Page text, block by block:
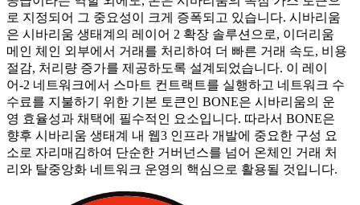
로 지정되어 그 중요성이 크게 증폭되고 있습니다. 시바리움
은 시바리움 생태계의 레이어 2 확장 솔루션으로, 이더리움
메인 체인 외부에서 거래를 처리하여 더 빠른 거래 속도, 비용
절감, 처리량 증가를 제공하도록 설계되었습니다. 이 레이
어-2 네트워크에서 스마트 컨트랙트를 실행하고 네트워크 수
수료를 지불하기 위한 기본 토큰인 BONE은 시바리움의 운
영 효율성과 채택에 필수적인 요소입니다. 따라서 BONE은
향후 시바리움 생태계 내 웹3 인프라 개발에 중요한 구성 요
소로 자리매김하여 단순한 거버넌스를 넘어 온체인 거래 처
리와 탈중앙화 네트워크 운영의 핵심으로 활용될 것입니다.